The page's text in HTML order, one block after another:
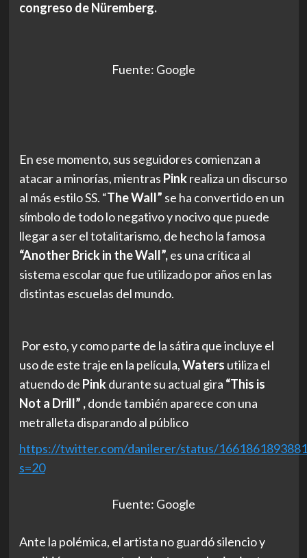
congreso de Nüremberg.
Fuente: Google
En ese momento, sus seguidores comienzan a
atacar a minorías, mientras Pinkrealiza un discurso
al más estilo SS. “The Wall” se ha convertido en un
símbolo de todo lo negativo y nocivo que puede
llegar a ser el totalitarismo, de hecho la famosa
“Another Brick in the Wall”,es una crítica al
sistema escolar que fue utilizado por años en las
distintas escuelas del mundo.
Por esto, y como parte de la sátira que incluye el
uso de este traje en la película,Waters utiliza el
atuendo de Pinkdurante su actual gira “This is
Not a Drill” ,donde también aparece con una
metralleta disparando al público
https://twitter.com/danilerer/status/
s=20
Fuente: Google
Ante la polémica, el artista no guardó silencio y